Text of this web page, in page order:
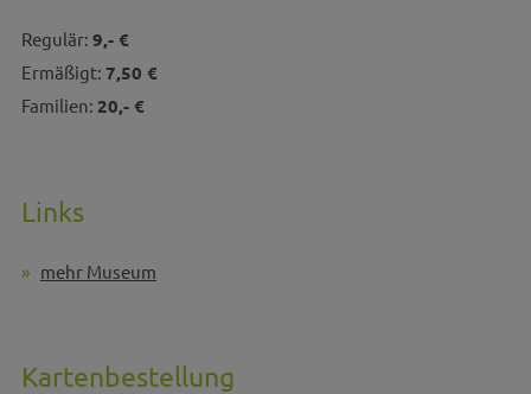
Regulär: 9,- €
Ermäßigt: 7,50 €
Familien: 20,- €
Links
mehr Museum
Kartenbestellung